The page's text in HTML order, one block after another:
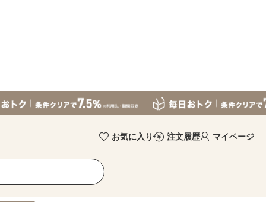
お気に入り 注文履歴 マイページ